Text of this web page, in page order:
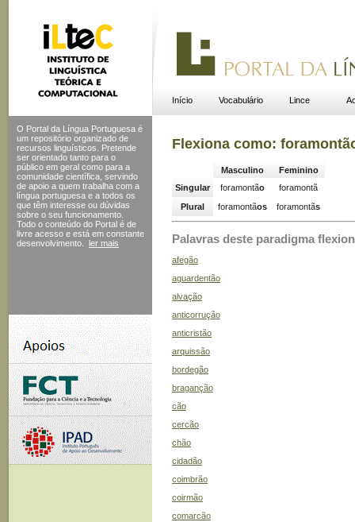
Início Vocabulário Lince
O Portal da Língua Portuguesa é
um repositório organizado de
recursos linguísticos. Pretende
ser orientado tanto para o
público em geral como para a
comunidade científica, servindo
de apoio a quem trabalha com a
língua portuguesa e a todos os
que têm interesse ou dúvidas
sobre o seu funcionamento.
Todo o conteúdo do Portal é de
livre acesso e está em constante
desenvolvimento.
ler mais
Flexiona como:
Masculino
Feminino
Singular
foramontão
foramontã
Plural
foramontãos foramontãs
Palavras deste paradigma
afegão
aguardentão
alvação
anticorrução
anticristão
arquissão
bordegão
braganção
cão
cercão
chão
cidadão
coimbrão
coirmão
comarcão